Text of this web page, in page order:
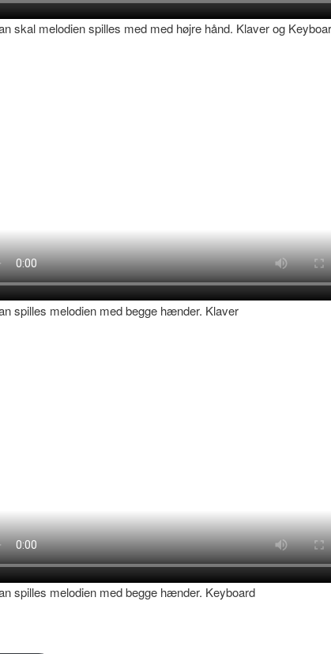
skal melodien spilles med med højre hånd. Klaver og
spilles melodien med begge hænder. Klaver
spilles melodien med begge hænder. Keyboard